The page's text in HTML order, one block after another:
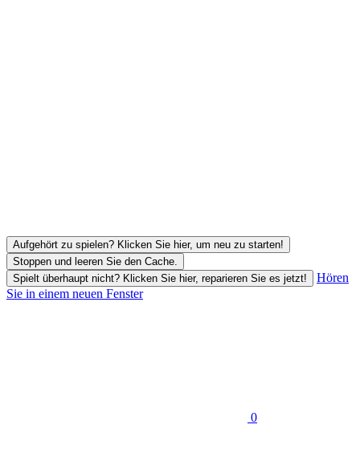
Aufgehört zu spielen? Klicken Sie hier, um neu zu starten!
Stoppen und leeren Sie den Cache.
Spielt überhaupt nicht? Klicken Sie hier, reparieren Sie es jetzt!
Hören
Sie in einem neuen Fenster
0